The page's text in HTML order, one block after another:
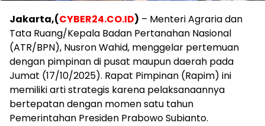
Jakarta,(CYBER24.CO.ID) – Menteri Agraria dan
Tata Ruang/Kepala Badan Pertanahan Nasional
(ATR/BPN), Nusron Wahid, menggelar pertemuan
dengan pimpinan di pusat maupun daerah pada
Jumat (17/10/2025). Rapat Pimpinan (Rapim) ini
memiliki arti strategis karena pelaksanaannya
bertepatan dengan momen satu tahun
Pemerintahan Presiden Prabowo Subianto.